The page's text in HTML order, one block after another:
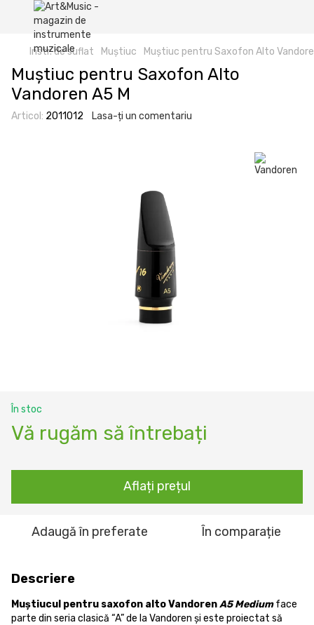
Instr. de suflat Muștiuc Muștiuc pentru Saxofon Alto
Muștiuc pentru Saxofon Alto
Vandoren A5 M
Articol: 2011012 Lasa-ți un comentariu
În stoc
Vă rugăm să întrebați
Aflați prețul
Adaugă în preferate În comparație
Descriere
Muștiucul pentru saxofon alto VandorenA5 Mediumface
parte din seria clasică “A” de la Vandoren și este proiectat să